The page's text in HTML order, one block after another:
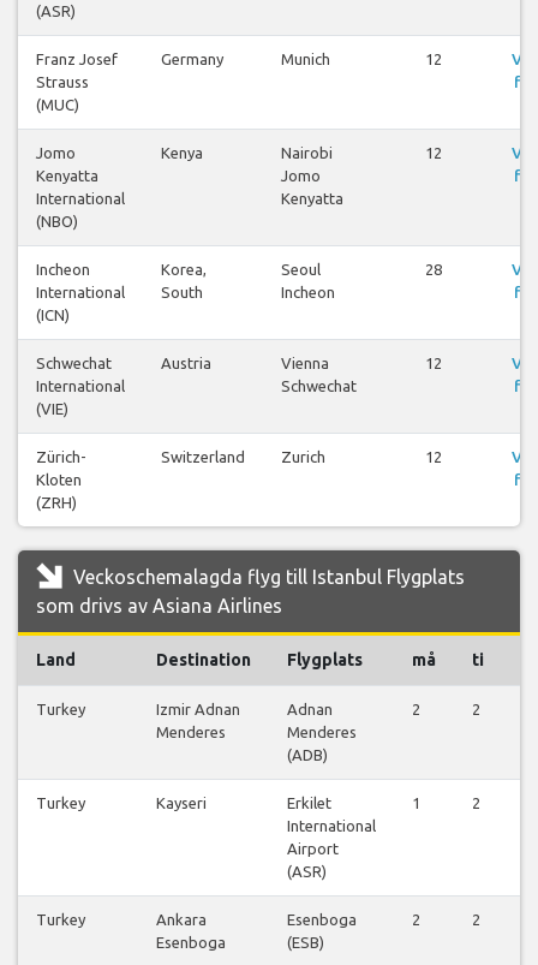
(ASR)
Franz Josef
Strauss
(MUC)
Germany Munich 12
Jomo
Kenyatta
International
(NBO)
Kenya
Nairobi
Jomo
Kenyatta
12
Incheon
International
(ICN)
Korea,
South
Seoul
Incheon
28
Schwechat
International
(VIE)
Austria
Vienna
Schwechat
12
Zürich-
Kloten
(ZRH)
Switzerland Zurich 12
Veckoschemalagda flyg till Istanbul Flygplats
som drivs av Asiana Airlines
Land Destination Flygplats må ti
Turkey
Izmir Adnan
Menderes
Adnan
Menderes
(ADB)
2 2
Turkey Kayseri
Erkilet
International
Airport
(ASR)
1 2
Turkey
Ankara
Esenboga
Esenboga
(ESB)
2 2